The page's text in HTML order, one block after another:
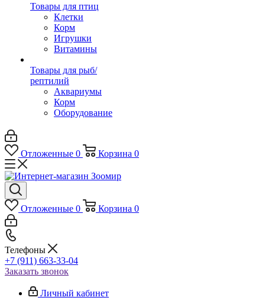
Товары для птиц
Клетки
Корм
Игрушки
Витамины
Товары для рыб/
рептилий
Аквариумы
Корм
Оборудование
Отложенные 0 Корзина 0
Отложенные 0 Корзина 0
Телефоны
+7 (911) 663-33-04
Заказать звонок
Личный кабинет